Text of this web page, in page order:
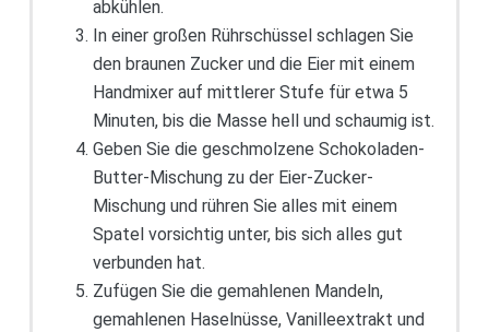
abkühlen.
In einer großen Rührschüssel schlagen Sie
den braunen Zucker und die Eier mit einem
Handmixer auf mittlerer Stufe für etwa 5
Minuten, bis die Masse hell und schaumig ist.
Geben Sie die geschmolzene Schokoladen-
Butter-Mischung zu der Eier-Zucker-
Mischung und rühren Sie alles mit einem
Spatel vorsichtig unter, bis sich alles gut
verbunden hat.
Zufügen Sie die gemahlenen Mandeln,
gemahlenen Haselnüsse, Vanilleextrakt und